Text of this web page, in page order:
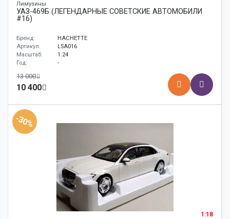
Лимузины
УАЗ-469Б (ЛЕГЕНДАРНЫЕ СОВЕТСКИЕ АВТОМОБИЛИ
#16)
Бренд:
HACHETTE
Артикул:
LSA016
Масштаб:
1:24
Год:
-
13 000
10 400
-30%
1:18